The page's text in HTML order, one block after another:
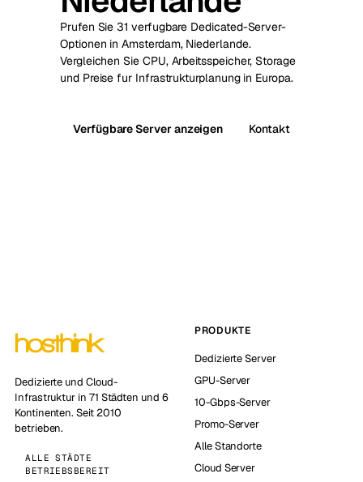
Prufen Sie 31 verfugbare Dedicated-Server-
Optionen in Amsterdam, Niederlande.
Vergleichen Sie CPU, Arbeitsspeicher, Storage
und Preise fur Infrastrukturplanung in Europa.
Verfügbare Server anzeigen Kontakt
Dedizierte und Cloud-
Infrastruktur in 71 Städten und 6
Kontinenten. Seit 2010
betrieben.
ALLE STÄDTE
BETRIEBSBEREIT
PRODUKTE
Dedizierte Server
GPU-Server
10-Gbps-Server
Promo-Server
Alle Standorte
Cloud Server